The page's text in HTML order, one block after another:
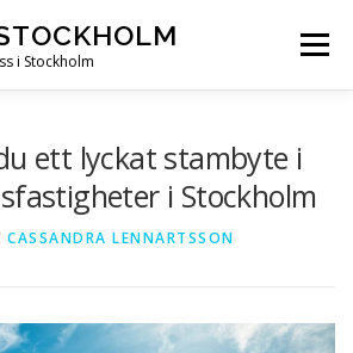
i Stockholm
Meny
ett lyckat stambyte i
i Stockholm
CASSANDRA LENNARTSSON